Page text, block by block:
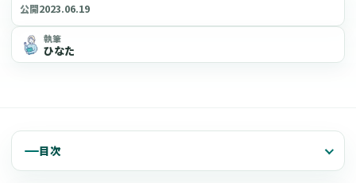
公開2023.06.19
執筆
ひなた
目次